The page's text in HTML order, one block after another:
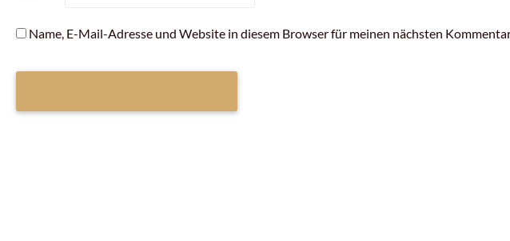
Name, E-Mail-Adresse und Website in diesem Browser für meinen nächsten